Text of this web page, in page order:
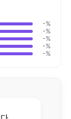
-%
-%
-%
-%
-%